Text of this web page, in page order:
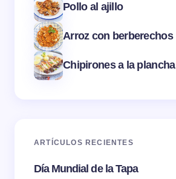
Pollo al ajillo
Arroz con berberechos
Chipirones a la plancha
ARTÍCULOS RECIENTES
Día Mundial de la Tapa